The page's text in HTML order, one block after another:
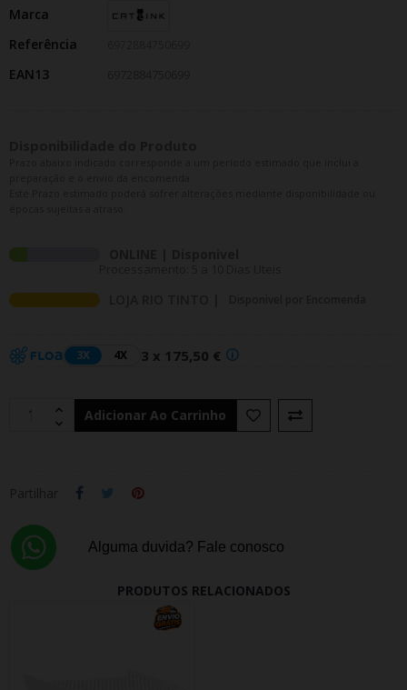
Marca
Referência
EAN13
3X 4X 3 x 175,50 €
Adicionar Ao Carrinho
Alguma duvida? Fale conosco
PRODUTOS RELACIONADOS